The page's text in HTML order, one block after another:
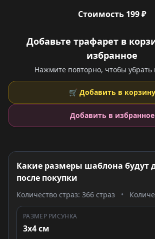
Стоимость 199 ₽
Добавьте трафарет в
избранное
Нажмите повторно, чтобы убрать
🛒 Добавить в корзину
Добавить в избранное
Какие размеры шаблона будут
после покупки
Количество страз: 366 страз •
РАЗМЕР РИСУНКА
3x4 см